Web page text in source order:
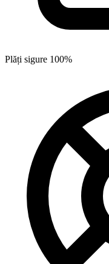
Plăți sigure 100%